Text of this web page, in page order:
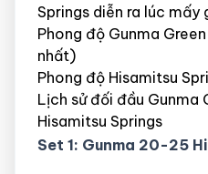
Springs diễn ra lúc mấy
Phong độ Gunma
nhất)
Phong độ Hisamitsu
Lịch sử đối đầu Gunma
Hisamitsu Springs
Set 1: Gunma 20-25